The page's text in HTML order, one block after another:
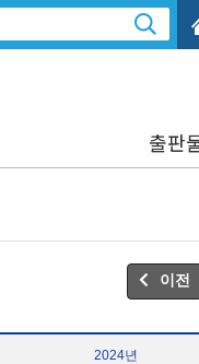
출판
이전
2024년